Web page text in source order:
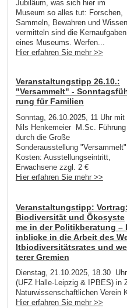
Jubiläum, was sich hier im
Museum so alles tut: Forschen,
Sammeln, Bewahren und Wissen
vermitteln sind die Kernaufgaben
eines Museums. Werfen...
Hier erfahren Sie mehr >>
Veranstaltungstipp 26.10.:
"Versammelt" -
rung für Familien
Sonntag, 26.10.2025, 11 Uhr mit
Nils Henkemeier M.Sc. Führung
durch die Große
Sonderausstellung "Versammelt"
Kosten: Ausstellungseintritt,
Erwachsene zzgl. 2 €
Hier erfahren Sie mehr >>
Veranstaltungstipp: Vortrag:
Biodiversität und Ökosyste
me in der Politikberatung –
inblicke in die Arbeit des
ltbiodiversitätsrates und
terer Gremien
Dienstag, 21.10.2025, 18.30
(UFZ Halle-Leipzig & IPBES) in
Naturwissenschaftlichen Verein
Hier erfahren Sie mehr >>